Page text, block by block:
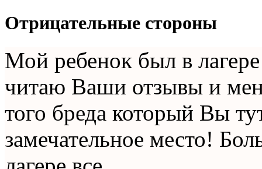
Отрицательные стороны
Мой ребенок был в
читаю Ваши отзывы и
того бреда который Вы
замечательное место!